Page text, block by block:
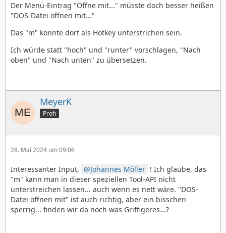
Der Menü-Eintrag "Öffne mit..." müsste doch besser heißen
"DOS-Datei öffnen mit..."
Das "m" könnte dort als Hotkey unterstrichen sein.
Ich würde statt "hoch" und "runter" vorschlagen, "Nach
oben" und "Nach unten" zu übersetzen.
MeyerK
Profi
28. Mai 2024 um 09:06
Interessanter Input, Johannes Möller ! Ich glaube, das
"m" kann man in dieser speziellen Tool-API nicht
unterstreichen lassen... auch wenn es nett wäre. "DOS-
Datei öffnen mit" ist auch richtig, aber ein bisschen
sperrig... finden wir da noch was Griffigeres...?